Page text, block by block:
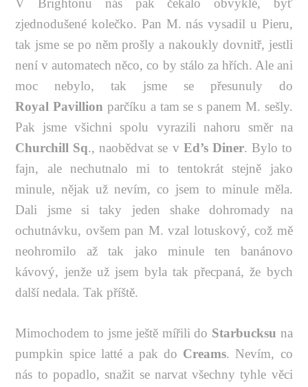
V Brightonu nás pak čekalo obvyklé, byť
zjednodušené kolečko. Pan M. nás vysadil u Pieru,
tak jsme se po něm prošly a nakoukly dovnitř, jestli
není v automatech něco, co by stálo za hřích. Ale ani
moc nebylo, tak jsme se přesunuly do
Royal Pavillion parčíku a tam se s panem M. sešly.
Pak jsme všichni spolu vyrazili nahoru směr na
Churchill Sq., naobědvat se vEd’s Diner. Bylo to
fajn, ale nechutnalo mi to tentokrát stejně jako
minule, nějak už nevím, co jsem to minule měla.
Dali jsme si taky jeden shake dohromady na
ochutnávku, ovšem pan M. vzal lotuskový, což mě
neohromilo až tak jako minule ten banánovo
kávový, jenže už jsem byla tak přecpaná, že bych
další nedala. Tak příště.
Mimochodem to jsme ještě mířili do Starbucksu na
pumpkin spice latté a pak do Creams. Nevím, co
nás to popadlo, snažit se narvat všechny tyhle věci